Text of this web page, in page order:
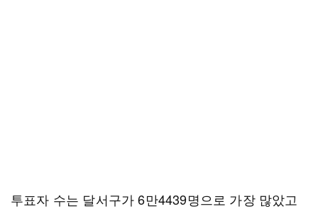
투표자 수는 달서구가 6만4439명으로 가장 많았고